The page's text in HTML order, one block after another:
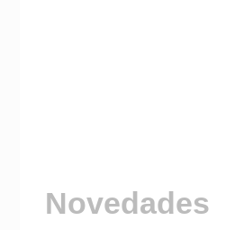
Novedades
Visitá nuestro Canal